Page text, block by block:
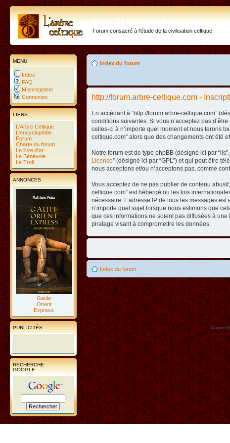
http://forum.arbre-
Forum consacré à l'étude de la civilisation celtique
MENU
Index
FAQ
M’enregistrer
Connexion
LIENS
L'Arbre Celtique
L'encyclopédie
Forum
Charte du forum
Le livre d'or
Le Bénévole
Le Troll
ANNONCES
Gaule
Orient
Express
PUBLICITÉS
RECHERCHE
GOOGLE
Index du forum
http://forum.arbre-celtique.com -
En accédant à “http://forum.arbre-celtique.com”
conditions suivantes. Si vous n’acceptez pas
celles-ci à n’importe quel moment et nous ferons
celtique.com” alors que des changements ont été
Notre forum est de type phpBB (désigné ici par
License” (désigné ici par “GPL”) et qui peut être
nous acceptons et/ou n’acceptons pas, comme
Vous acceptez de ne pas publier de contenu
celtique.com” est hébergé ou les lois
nécessaire. L’adresse IP de tous les messages
n’importe quel sujet lorsque nous estimons que
que ces informations ne soient pas diffusées à
piratage visant à compromettre les données.
Index du forum